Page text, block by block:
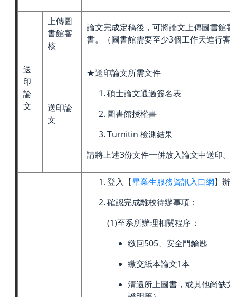
送
印
論
文
上傳圖
書館審
核
論文完成定稿後，可將論文上傳圖書
書。（圖書館需要至少3個工作天進行
送印論
文
★送印論文所需文件
碩士論文通過簽名表
圖書館授權書
Turnitin 檢測結果
請將上述3份文件一併放入論文中送印
登入【畢業生服務資訊入口網】
確認完成離校待辦事項：
(1)至系所辦理相關程序：
繳回505、安全門鑰匙
繳交紙本論文1本
清還所上圖書，或其他尚